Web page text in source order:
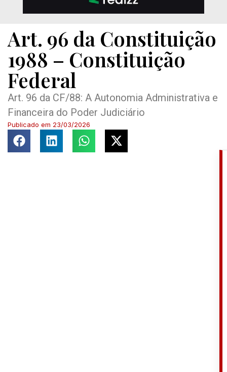
Art. 96 da Constituição
1988 – Constituição
Federal
Art. 96 da CF/88: A Autonomia Administrativa e
Financeira do Poder Judiciário
Publicado em 23/03/2026